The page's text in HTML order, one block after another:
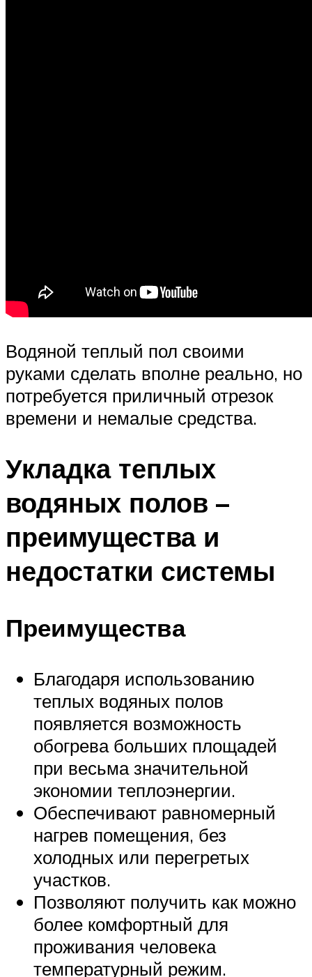
Водяной теплый пол своими
руками сделать вполне реально, но
потребуется приличный отрезок
времени и немалые средства.
Укладка теплых
водяных полов –
преимущества и
недостатки системы
Преимущества
Благодаря использованию
теплых водяных полов
появляется возможность
обогрева больших площадей
при весьма значительной
экономии теплоэнергии.
Обеспечивают равномерный
нагрев помещения, без
холодных или перегретых
участков.
Позволяют получить как можно
более комфортный для
проживания человека
температурный режим.